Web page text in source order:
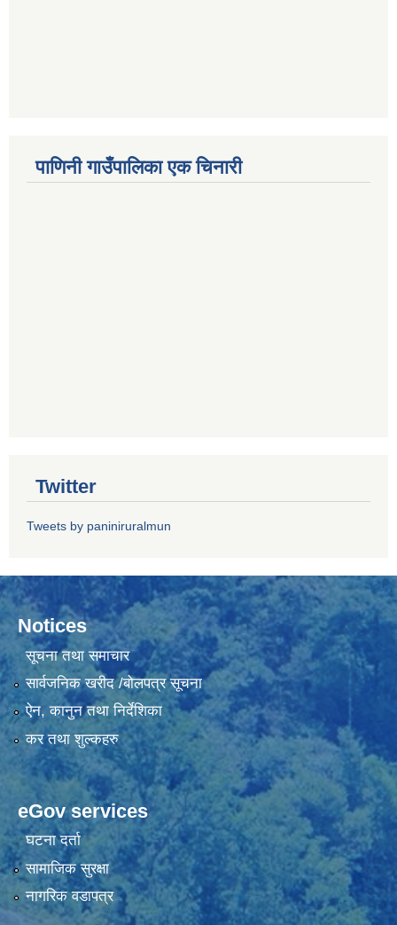
पाणिनी गाउँपालिका एक चिनारी
Twitter
Tweets by paniniruralmun
Notices
सूचना तथा समाचार
सार्वजनिक खरीद /बोलपत्र सूचना
ऐन, कानुन तथा निर्देशिका
कर तथा शुल्कहरु
eGov services
घटना दर्ता
सामाजिक सुरक्षा
नागरिक वडापत्र